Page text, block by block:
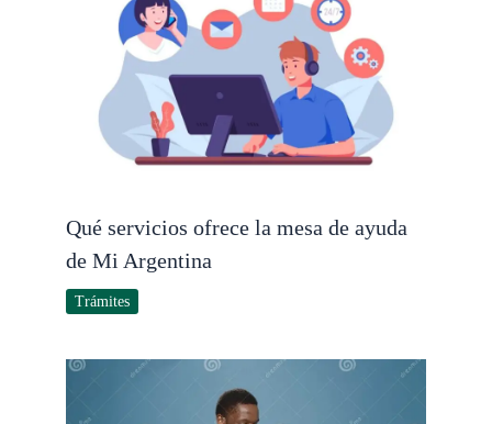
Qué servicios ofrece la mesa de ayuda
de Mi Argentina
Trámites